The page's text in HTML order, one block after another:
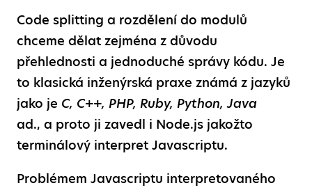
Code splitting a rozdělení do modulů
chceme dělat zejména z důvodu
přehlednosti a jednoduché správy kódu. Je
to klasická inženýrská praxe známá z jazyků
jako je C, C++, PHP, Ruby, Python, Java
ad., a proto ji zavedl i Node.js jakožto
terminálový interpret Javascriptu.
Problémem Javascriptu interpretovaného